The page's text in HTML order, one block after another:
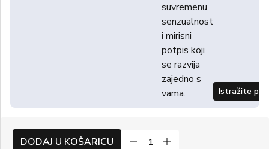
suvremenu
senzualnost
i mirisni
potpis koji
se razvija
zajedno s
vama.
Istražite
DODAJ U KOŠARICU